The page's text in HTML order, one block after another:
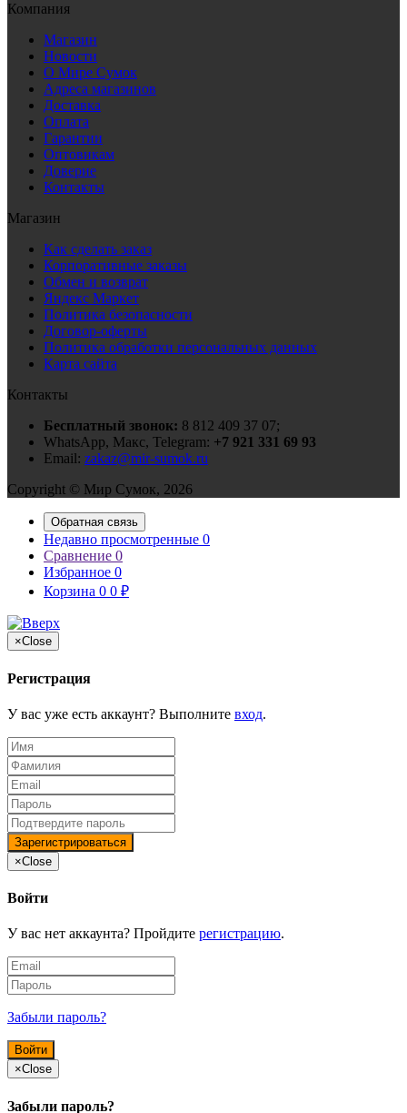
Компания
Магазин
Новости
О Мире Сумок
Адреса магазинов
Доставка
Оплата
Гарантии
Оптовикам
Доверие
Контакты
Магазин
Как сделать заказ
Корпоративные заказы
Обмен и возврат
Яндекс Маркет
Политика безопасности
Договор-оферты
Политика обработки персональных данных
Карта сайта
Контакты
Бесплатный звонок: 8 812 409 37 07;
WhatsApp, Макс, Telegram: +7 921 331 69 93
Email: zakaz@mir-sumok.ru
Copyright © Мир Сумок, 2026
Обратная связь
Недавно просмотренные 0
Сравнение 0
Избранное 0
Корзина 0 0 ₽
×Close
Регистрация
У вас уже есть аккаунт? Выполните вход.
×Close
Войти
У вас нет аккаунта? Пройдите регистрацию.
Забыли пароль?
×Close
Забыли пароль?